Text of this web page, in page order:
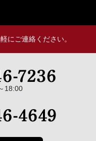
にご連絡ください。
18:00